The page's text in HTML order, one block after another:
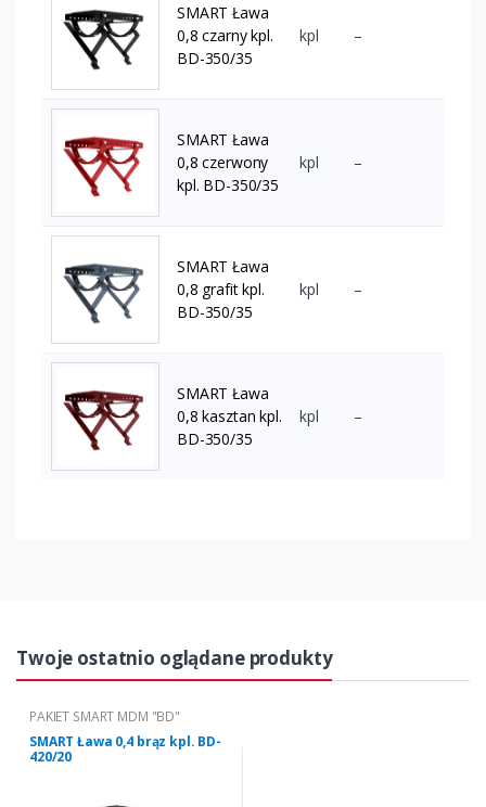
SMART Ława
0,8 czarny kpl.
BD-350/35
kpl –
SMART Ława
0,8 czerwony
kpl. BD-350/35
kpl –
SMART Ława
0,8 grafit kpl.
BD-350/35
kpl –
SMART Ława
0,8 kasztan kpl.
BD-350/35
kpl –
Twoje ostatnio oglądane produkty
PAKIET SMART MDM "BD"
SMART Ława 0,4 brąz kpl. BD-
420/20